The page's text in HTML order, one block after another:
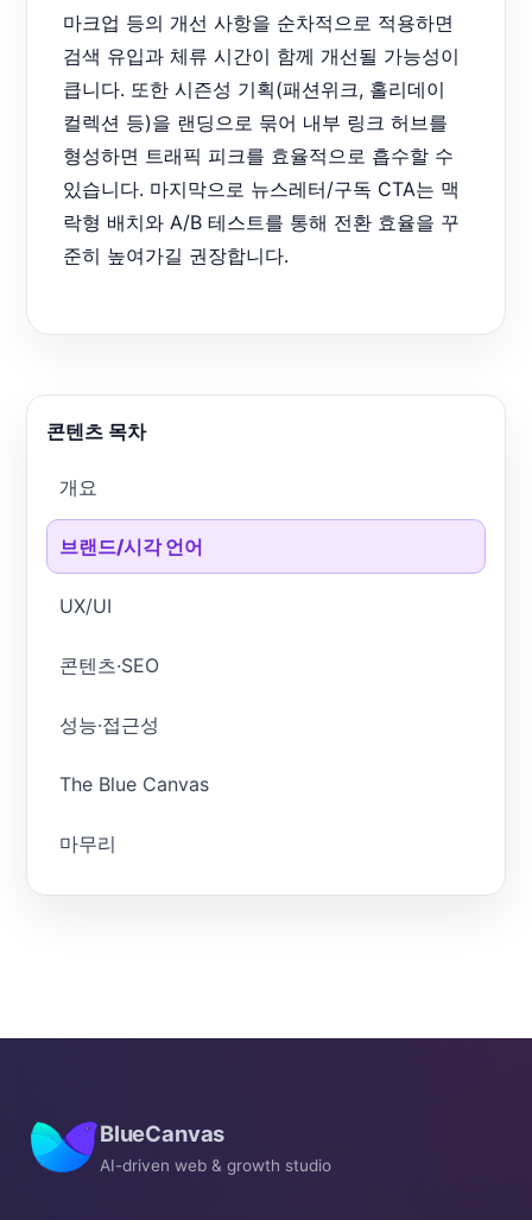
마크업 등의 개선 사항을 순차적으로 적용하면
검색 유입과 체류 시간이 함께 개선될 가능성이
큽니다. 또한 시즌성 기획(패션위크, 홀리데이
컬렉션 등)을 랜딩으로 묶어 내부 링크 허브를
형성하면 트래픽 피크를 효율적으로 흡수할 수
있습니다. 마지막으로 뉴스레터/구독 CTA는 맥
락형 배치와 A/B 테스트를 통해 전환 효율을 꾸
준히 높여가길 권장합니다.
콘텐츠 목차
개요
브랜드/시각 언어
UX/UI
콘텐츠·SEO
성능·접근성
The Blue Canvas
마무리
BlueCanvas
AI-driven web & growth studio